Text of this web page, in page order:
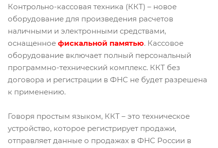
Контрольно-кассовая техника (ККТ) – новое
оборудование для произведения расчетов
наличными и электронными средствами,
оснащенное фискальной памятью. Кассовое
оборудование включает полный персональный
программно-технический комплекс. ККТ без
договора и регистрации в ФНС не будет разрешена
к применению.
Говоря простым языком, ККТ – это техническое
устройство, которое регистрирует продажи,
отправляет данные о продажах в ФНС России в